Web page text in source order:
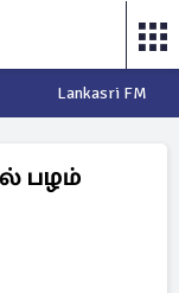
Lankasri FM
பழம்